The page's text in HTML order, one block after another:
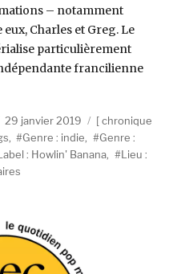
– notamment
Charles et Greg. Le
particulièrement
francilienne
EggS (Hellzapoppin, Howlin
Publié
le
29 janvier 2019 Catégories
chronique
, Genre : indie,
Genre :
: Howlin' Banana,
Lieu :
(Hellzapoppin,
Howlin
Banana)